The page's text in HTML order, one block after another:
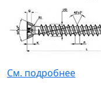
См. подробнее